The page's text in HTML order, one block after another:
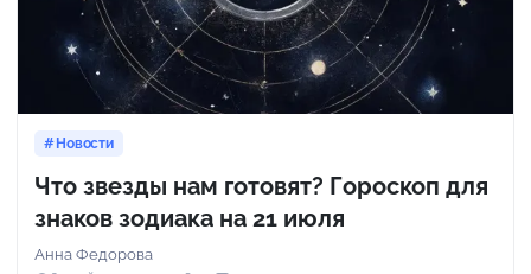
Новости
Что звезды нам готовят? Гороскоп для
знаков зодиака на 21 июля
Анна Федорова